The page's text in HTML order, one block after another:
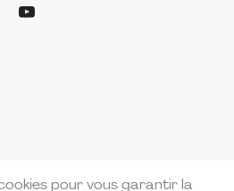
pour vous garantir la